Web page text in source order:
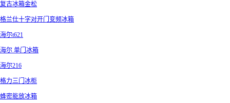
复古冰箱金松
格兰仕十字对开门变频冰箱
海尔t621
海尔 单门冰箱
海尔216
格力三门冰柜
蜂密能放冰箱